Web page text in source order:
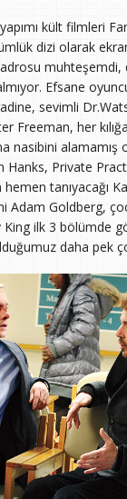
kült filmleri
dizi olarak
muhteşemdi,
Efsane
sevimli
Freeman, her
nasibini alamamış
Hanks, Private
tanıyacağı
Adam Goldberg,
King ilk 3 bölümde
daha pek